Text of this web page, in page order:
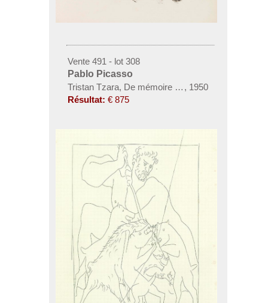
Vente 491 - lot 308
Pablo Picasso
Tristan Tzara, De mémoire d'homme
, 1950
Résultat: € 875